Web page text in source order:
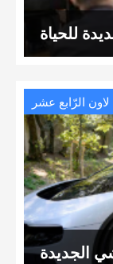
للحياة
لاون الرّابع عشر
الجديدة